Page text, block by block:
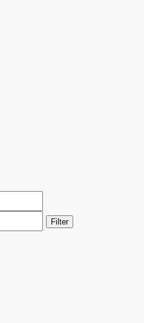
cena
Filter